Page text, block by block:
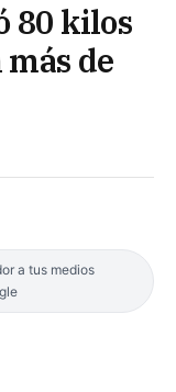
80 kilos
de
a tus medios